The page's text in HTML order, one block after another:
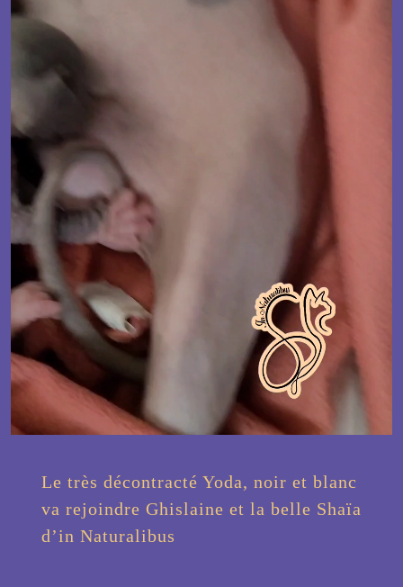
Le très décontracté Yoda, noir et blanc
va rejoindre Ghislaine et la belle Shaïa
d’in Naturalibus